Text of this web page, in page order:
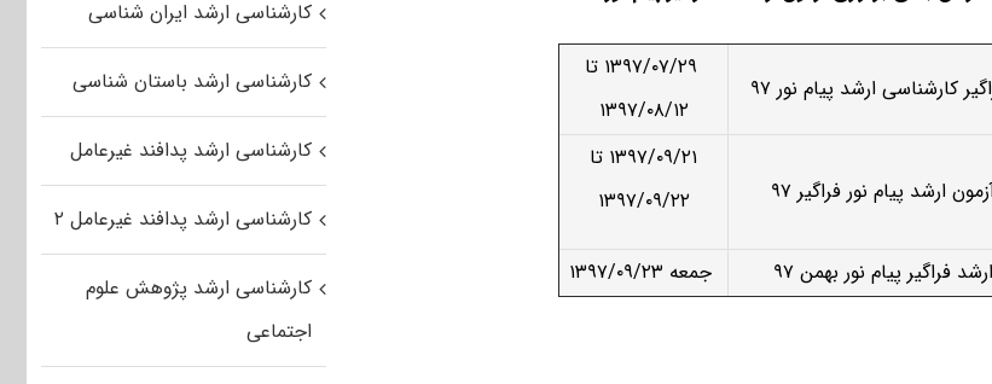
کارشناسی ارشد پیام نور ۹۷
۱۳۹۷/۰۷/۲۹ تا
۱۳۹۷/۰۸/۱۲
ارشد پیام نور فراگیر ۹۷
۱۳۹۷/۰۹/۲۱ تا
۱۳۹۷/۰۹/۲۲
فراگیر پیام نور بهمن ۹۷ جمعه ۱۳۹۷/۰۹/۲۳
کارشناسی ارشد ایران شناسی
کارشناسی ارشد باستان شناسی
کارشناسی ارشد پدافند غیرعامل
کارشناسی ارشد پدافند غیرعامل ۲
کارشناسی ارشد پژوهش علوم
اجتماعی